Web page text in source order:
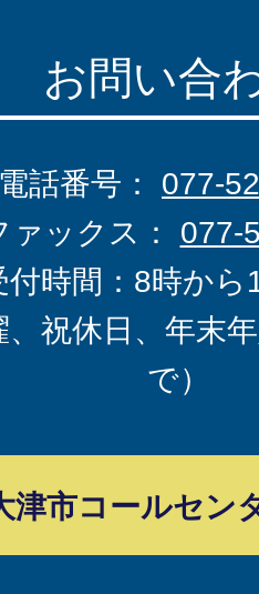
お問い合
電話番号： 077-
ァックス： 077-
付時間：8時から
、祝休日、年末
で）
津市コールセン